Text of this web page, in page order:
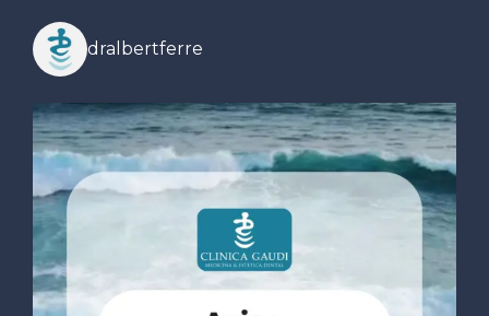
dralbertferre